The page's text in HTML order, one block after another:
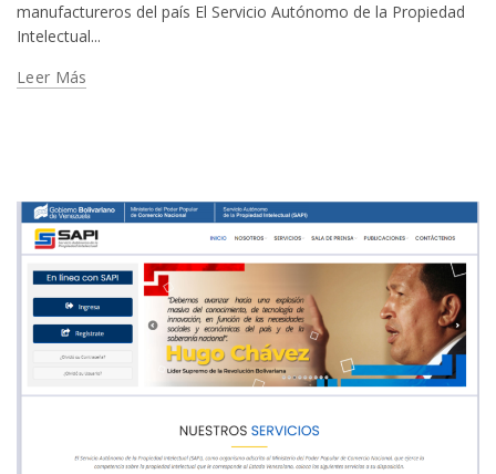
manufactureros del país El Servicio Autónomo de la Propiedad
Intelectual...
Leer Más